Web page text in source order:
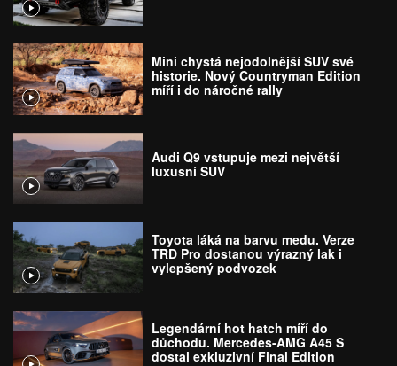
Mini chystá nejodolnější SUV své
historie. Nový Countryman Edition
míří i do náročné rally
Audi Q9 vstupuje mezi největší
luxusní SUV
Toyota láká na barvu medu. Verze
TRD Pro dostanou výrazný lak i
vylepšený podvozek
Legendární hot hatch míří do
důchodu. Mercedes-AMG A45 S
dostal exkluzivní Final Edition